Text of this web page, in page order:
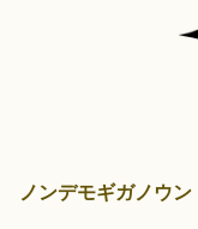
ノンデモギガノウン